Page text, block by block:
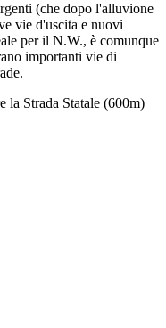
(che dopo l'alluvione
vie d'uscita e nuovi
per il N.W., è comunque
importanti vie di
Strada Statale (600m)